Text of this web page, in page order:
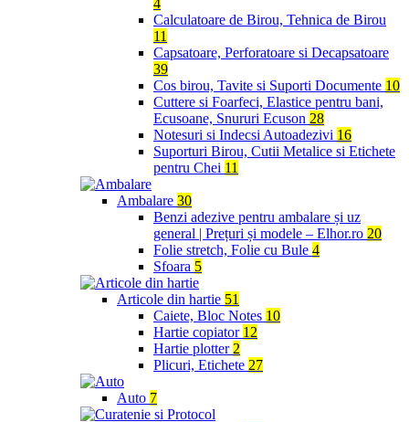
4
Calculatoare de Birou, Tehnica de Birou
11
Capsatoare, Perforatoare si Decapsatoare
39
Cos birou, Tavite si Suporti Documente 10
Cuttere si Foarfeci, Elastice pentru bani,
Ecusoane, Snururi Ecuson 28
Notesuri si Indecsi Autoadezivi 16
Suporturi Birou, Cutii Metalice si Etichete
pentru Chei 11
Ambalare 30
Benzi adezive pentru ambalare și uz
general | Prețuri și modele – Elhor.ro 20
Folie stretch, Folie cu Bule 4
Sfoara 5
Articole din hartie 51
Caiete, Bloc Notes 10
Hartie copiator 12
Hartie plotter 2
Plicuri, Etichete 27
Auto 7